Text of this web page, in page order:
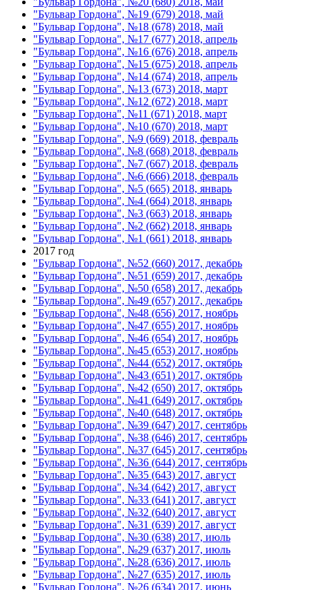
"Бульвар Гордона", №19 (679) 2018, май
"Бульвар Гордона", №18 (678) 2018, май
"Бульвар Гордона", №17 (677) 2018, апрель
"Бульвар Гордона", №16 (676) 2018, апрель
"Бульвар Гордона", №15 (675) 2018, апрель
"Бульвар Гордона", №14 (674) 2018, апрель
"Бульвар Гордона", №13 (673) 2018, март
"Бульвар Гордона", №12 (672) 2018, март
"Бульвар Гордона", №11 (671) 2018, март
"Бульвар Гордона", №10 (670) 2018, март
"Бульвар Гордона", №9 (669) 2018, февраль
"Бульвар Гордона", №8 (668) 2018, февраль
"Бульвар Гордона", №7 (667) 2018, февраль
"Бульвар Гордона", №6 (666) 2018, февраль
"Бульвар Гордона", №5 (665) 2018, январь
"Бульвар Гордона", №4 (664) 2018, январь
"Бульвар Гордона", №3 (663) 2018, январь
"Бульвар Гордона", №2 (662) 2018, январь
"Бульвар Гордона", №1 (661) 2018, январь
2017 год
"Бульвар Гордона", №52 (660) 2017, декабрь
"Бульвар Гордона", №51 (659) 2017, декабрь
"Бульвар Гордона", №50 (658) 2017, декабрь
"Бульвар Гордона", №49 (657) 2017, декабрь
"Бульвар Гордона", №48 (656) 2017, ноябрь
"Бульвар Гордона", №47 (655) 2017, ноябрь
"Бульвар Гордона", №46 (654) 2017, ноябрь
"Бульвар Гордона", №45 (653) 2017, ноябрь
"Бульвар Гордона", №44 (652) 2017, октябрь
"Бульвар Гордона", №43 (651) 2017, октябрь
"Бульвар Гордона", №42 (650) 2017, октябрь
"Бульвар Гордона", №41 (649) 2017, октябрь
"Бульвар Гордона", №40 (648) 2017, октябрь
"Бульвар Гордона", №39 (647) 2017, сентябрь
"Бульвар Гордона", №38 (646) 2017, сентябрь
"Бульвар Гордона", №37 (645) 2017, сентябрь
"Бульвар Гордона", №36 (644) 2017, сентябрь
"Бульвар Гордона", №35 (643) 2017, август
"Бульвар Гордона", №34 (642) 2017, август
"Бульвар Гордона", №33 (641) 2017, август
"Бульвар Гордона", №32 (640) 2017, август
"Бульвар Гордона", №31 (639) 2017, август
"Бульвар Гордона", №30 (638) 2017, июль
"Бульвар Гордона", №29 (637) 2017, июль
"Бульвар Гордона", №28 (636) 2017, июль
"Бульвар Гордона", №27 (635) 2017, июль
"Бульвар Гордона", №26 (634) 2017, июнь